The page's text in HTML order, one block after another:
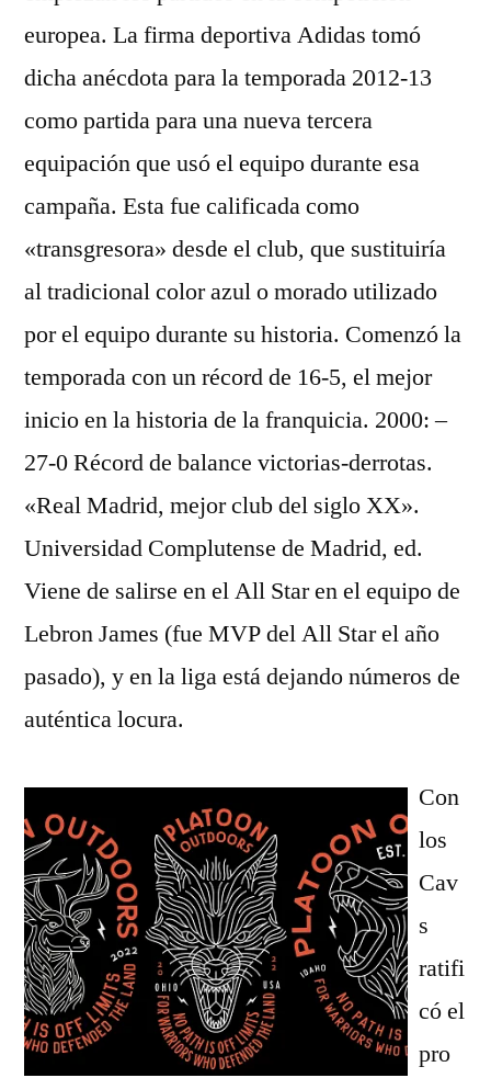
europea. La firma deportiva Adidas tomó
dicha anécdota para la temporada 2012-13
como partida para una nueva tercera
equipación que usó el equipo durante esa
campaña. Esta fue calificada como
«transgresora» desde el club, que sustituiría
al tradicional color azul o morado utilizado
por el equipo durante su historia. Comenzó la
temporada con un récord de 16-5, el mejor
inicio en la historia de la franquicia. 2000: –
27-0 Récord de balance victorias-derrotas.
«Real Madrid, mejor club del siglo XX».
Universidad Complutense de Madrid, ed.
Viene de salirse en el All Star en el equipo de
Lebron James (fue MVP del All Star el año
pasado), y en la liga está dejando números de
auténtica locura.
Con
los
Cav
s
ratifi
có el
pro